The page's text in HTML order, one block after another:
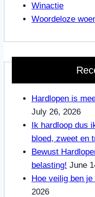
Winactie
Woordeloze
Hardlopen is
July 26, 2026
Ik hardloop dus
bloed, zweet en
Bewust
belasting! June
Hoe veilig ben
2026